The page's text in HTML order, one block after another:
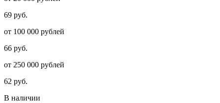
69 руб.
от 100 000 рублей
66 руб.
от 250 000 рублей
62 руб.
В наличии